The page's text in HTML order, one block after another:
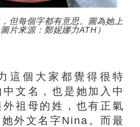
但每個字都有意思。圖為她上
片來源：鄭妮娜力ATH）
個大家都覺得很特
文名，也是她加入中
祖母的姓，也有正氣
外文名字Nina。而最